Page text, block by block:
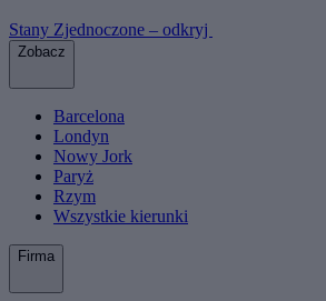
Stany Zjednoczone – odkryj
Zobacz
Barcelona
Londyn
Nowy Jork
Paryż
Rzym
Wszystkie kierunki
Firma